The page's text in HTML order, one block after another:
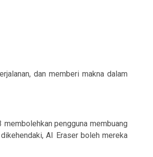
dan memberi makna dalam
pengguna membuang
AI Eraser boleh mereka